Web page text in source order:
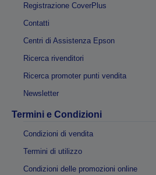
Registrazione CoverPlus
Contatti
Centri di Assistenza Epson
Ricerca rivenditori
Ricerca promoter punti vendita
Newsletter
Termini e Condizioni
Condizioni di vendita
Termini di utilizzo
Condizioni delle promozioni online